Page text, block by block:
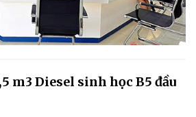
m3 Diesel sinh học B5 đầu